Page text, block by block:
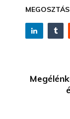
MEGOSZTÁS